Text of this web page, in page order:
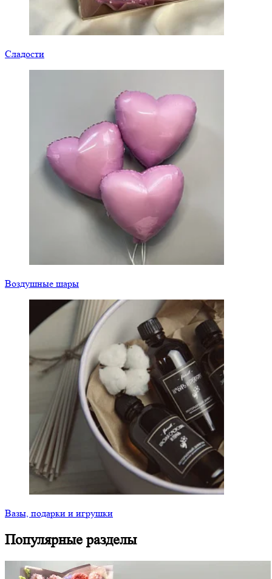
Сладости
Воздушные шары
Вазы, подарки и игрушки
Популярные разделы